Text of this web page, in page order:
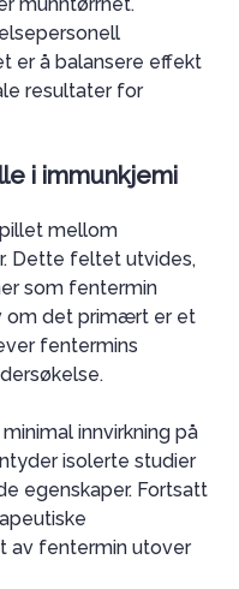
er å balansere effekt
resultater for
i immunkjemi
mellom
Dette feltet utvides,
som fentermin
om det primært er et
fentermins
innvirkning på
isolerte studier
egenskaper. Fortsatt
av fentermin utover